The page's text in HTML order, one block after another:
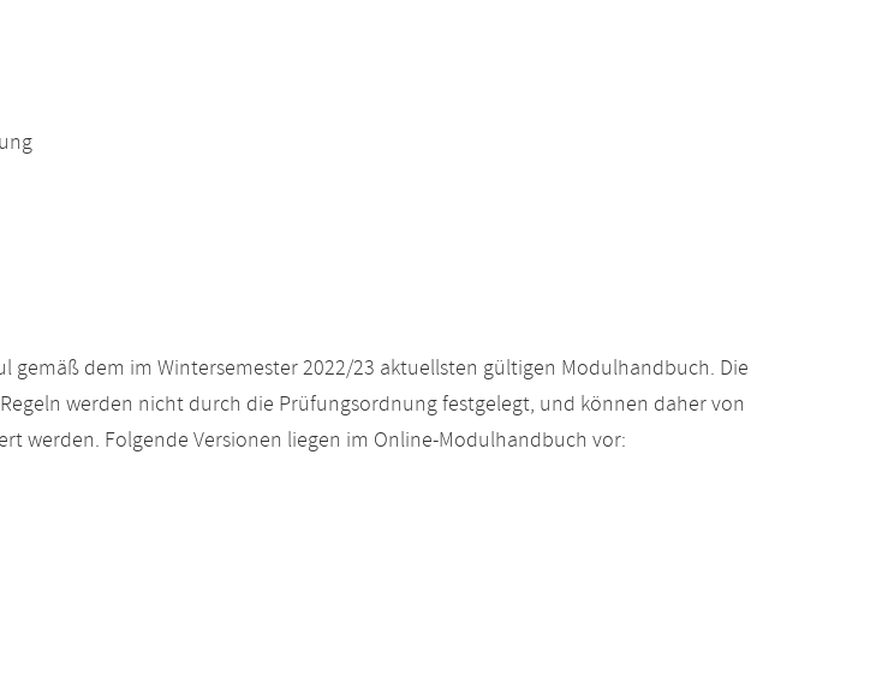
gemäß dem im Wintersemester 2022/23 aktuellsten gültigen Modulhandbuch. Die
werden nicht durch die Prüfungsordnung festgelegt, und können daher von
werden. Folgende Versionen liegen im Online-Modulhandbuch vor: